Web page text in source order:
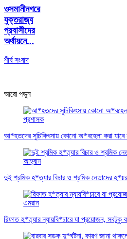
ওসমানীনগরে
যুক্তরাজ্য
প্রবাসীদের
অর্থায়নে...
শীর্ষ সংবাদ
আরো পড়ুন
আ*হতদের সুচিকিৎসায় কোনো অ*বহেলা করা যাবে
দুই শ্রমিক হ*ত্যার বিচার ও শ্রমিক নেতাদের
রিফাত হ*ত্যার ন্যায়বি*চারে যা প্রয়োজন, সবটুকু